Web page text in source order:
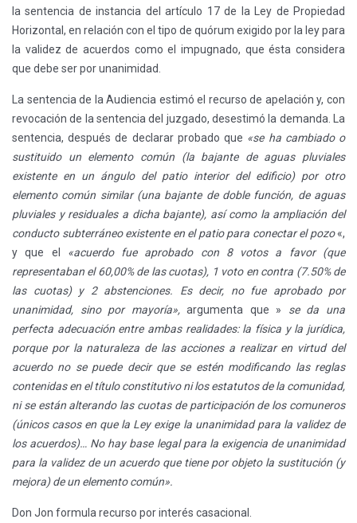
la sentencia de instancia del artículo 17 de la Ley de Propiedad
Horizontal, en relación con el tipo de quórum exigido por la ley para
la validez de acuerdos como el impugnado, que ésta considera
que debe ser por unanimidad.
La sentencia de la Audiencia estimó el recurso de apelación y, con
revocación de la sentencia del juzgado, desestimó la demanda. La
sentencia, después de declarar probado que «se ha cambiado o
sustituido un elemento común (la bajante de aguas pluviales
existente en un ángulo del patio interior del edificio) por otro
elemento común similar (una bajante de doble función, de aguas
pluviales y residuales a dicha bajante), así como la ampliación del
conducto subterráneo existente en el patio para conectar el pozo«,
y que el «acuerdo fue aprobado con 8 votos a favor (que
representaban el 60,00% de las cuotas), 1 voto en contra (7.50% de
las cuotas) y 2 abstenciones. Es decir, no fue aprobado por
unanimidad, sino por mayoría»,argumenta que » se da una
perfecta adecuación entre ambas realidades: la física y la jurídica,
porque por la naturaleza de las acciones a realizar en virtud del
acuerdo no se puede decir que se estén modificando las reglas
contenidas en el título constitutivo ni los estatutos de la comunidad,
ni se están alterando las cuotas de participación de los comuneros
(únicos casos en que la Ley exige la unanimidad para la validez de
los acuerdos)… No hay base legal para la exigencia de unanimidad
para la validez de un acuerdo que tiene por objeto la sustitución (y
mejora) de un elemento común».
Don Jon formula recurso por interés casacional.